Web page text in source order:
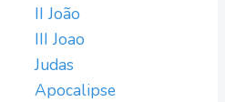
II João
III Joao
Judas
Apocalipse